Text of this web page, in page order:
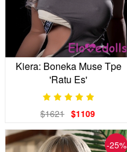
Kiera: Boneka Muse Tpe
'Ratu Es'
$1621 $1109
-25%